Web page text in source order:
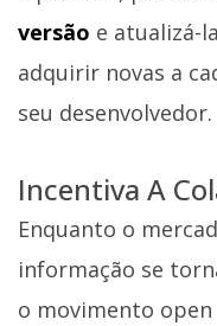
versão e atualizá-
adquirir novas a
seu desenvolvedor.
Incentiva A
Enquanto o
informação se
o movimento open